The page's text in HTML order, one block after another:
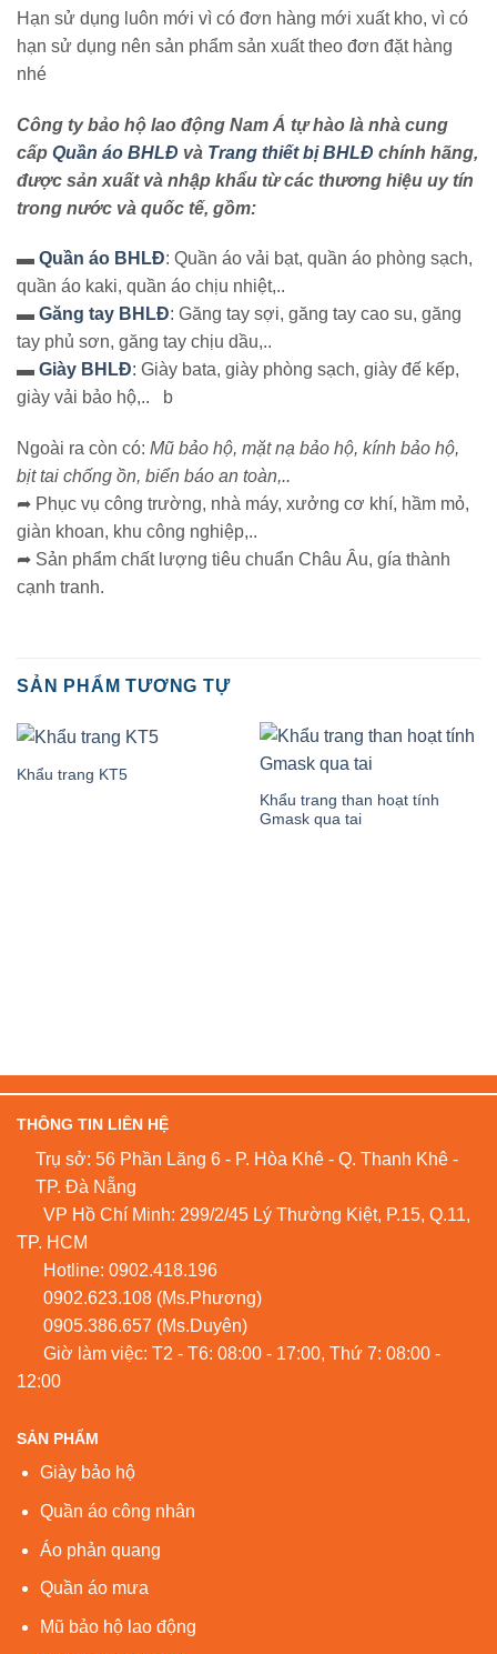
Hạn sử dụng luôn mới vì có đơn hàng mới xuất kho, vì có
hạn sử dụng nên sản phẩm sản xuất theo đơn đặt hàng
nhé
Công ty bảo hộ lao động Nam Á tự hào là nhà cung
cấp Quần áo BHLĐ và Trang thiết bị BHLĐ chính hãng,
được sản xuất và nhập khẩu từ các thương hiệu uy tín
trong nước và quốc tế, gồm:
▬ Quần áo BHLĐ: Quần áo vải bạt, quần áo phòng sạch,
quần áo kaki, quần áo chịu nhiệt,..
▬ Găng tay BHLĐ: Găng tay sợi, găng tay cao su, găng
tay phủ sơn, găng tay chịu dầu,..
▬ Giày BHLĐ: Giày bata, giày phòng sạch, giày đế kếp,
giày vải bảo hộ,.. b
Ngoài ra còn có: Mũ bảo hộ, mặt nạ bảo hộ, kính bảo hộ,
bịt tai chống ồn, biển báo an toàn,..
➦ Phục vụ công trường, nhà máy, xưởng cơ khí, hầm mỏ,
giàn khoan, khu công nghiệp,..
➦ Sản phẩm chất lượng tiêu chuẩn Châu Âu, gía thành
cạnh tranh.
SẢN PHẨM TƯƠNG TỰ
Khẩu trang KT5
Khẩu trang than hoạt tính
Gmask qua tai
THÔNG TIN LIÊN HỆ
Trụ sở: 56 Phần Lăng 6 - P. Hòa Khê - Q. Thanh Khê -
TP. Đà Nẵng
VP Hồ Chí Minh: 299/2/45 Lý Thường Kiệt, P.15, Q.11,
TP. HCM
Hotline: 0902.418.196
0902.623.108 (Ms.Phương)
0905.386.657 (Ms.Duyên)
Giờ làm việc: T2 - T6: 08:00 - 17:00, Thứ 7: 08:00 -
12:00
SẢN PHẨM
Giày bảo hộ
Quần áo công nhân
Áo phản quang
Quần áo mưa
Mũ bảo hộ lao động